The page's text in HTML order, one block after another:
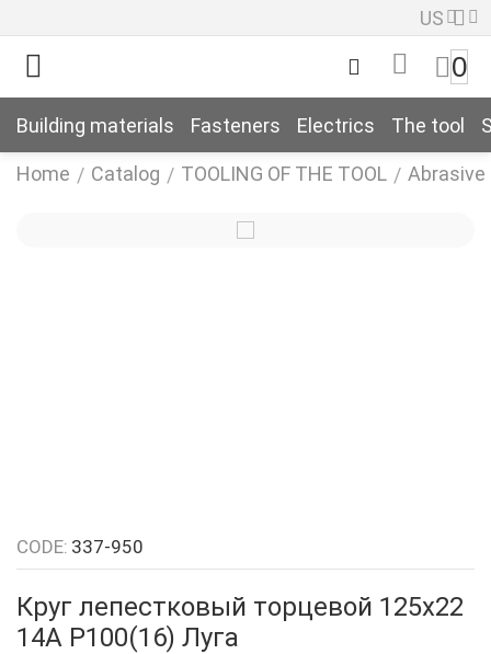
US
0
Building materials Fasteners Electrics The tool
Home / Catalog / TOOLING OF THE TOOL /
CODE: 337-950
Круг лепестковый торцевой 125х22
14А Р100(16) Луга